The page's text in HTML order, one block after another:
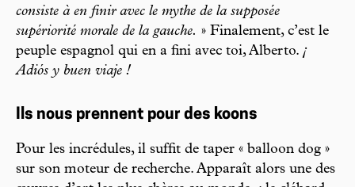
consiste à en finir avec le mythe de la supposée
supériorité morale de la gauche. » Finalement, c’est le
peuple espagnol qui en a fini avec toi, Alberto. ¡
Adiós y buen viaje !
Ils nous prennent pour des koons
Pour les incrédules, il suffit de taper « balloon dog »
sur son moteur de recherche. Apparaît alors une des